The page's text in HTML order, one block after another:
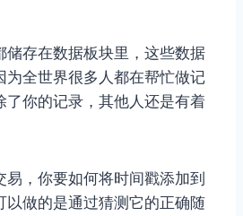
储存在数据板块里，这些数据
为全世界很多人都在帮忙做记
了你的记录，其他人还是有着
易，你要如何将时间戳添加到
以做的是通过猜测它的正确随